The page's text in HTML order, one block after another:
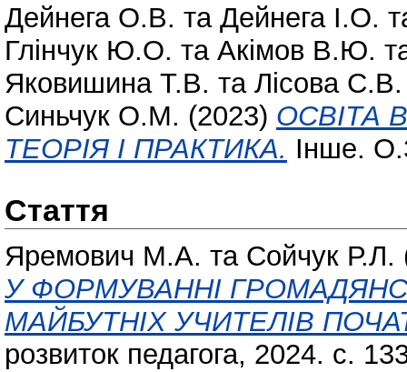
Дейнега О.В. та Дейнега І.О.
Глінчук Ю.О. та Акімов В.Ю.
Яковишина Т.В. та Лісова С.В.
Синьчук О.М. (2023) ОСВІТА
ТЕОРІЯ І ПРАКТИКА. Інше.
Стаття
Яремович М.А. та Сойчук Р.Л.
У ФОРМУВАННІ
МАЙБУТНІХ УЧИТЕЛІВ
розвиток педагога, 2024. с.